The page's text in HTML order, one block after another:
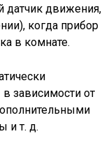
датчик движения,
когда прибор
в комнате.
зависимости от
и т. д.